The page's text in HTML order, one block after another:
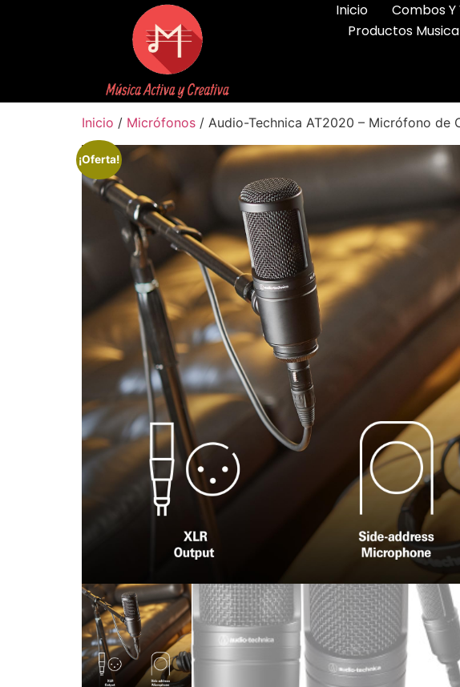
Inicio Combos
Productos
Inicio / Micrófonos / Audio-Technica AT2020 – Micrófono de
¡Oferta!